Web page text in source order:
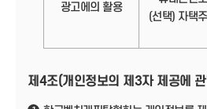
광고에의 활용
(선택) 자택
제4조(개인정보의 제3자 제공에